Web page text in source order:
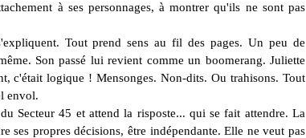
à ses personnages, à montrer qu'ils ne sont pas
Tout prend sens au fil des pages. Un peu de
Son passé lui revient comme un boomerang. Juliette
c'était logique ! Mensonges. Non-dits. Ou trahisons. Tout
envol.
Secteur 45 et attend la risposte... qui se fait attendre. La
ses propres décisions, être indépendante. Elle ne veut pas